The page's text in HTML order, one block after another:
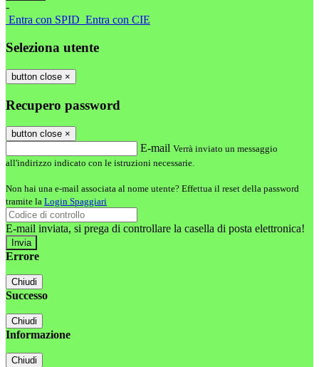
-
Entra con SPID Entra con CIE
Seleziona utente
button close ×
Recupero password
button close ×
E-mail Verrà inviato un messaggio
all'indirizzo indicato con le istruzioni necessarie.
Non hai una e-mail associata al nome utente? Effettua il reset della password
tramite la Login Spaggiari
E-mail inviata, si prega di controllare la casella di posta elettronica!
Errore
Chiudi
Successo
Chiudi
Informazione
Chiudi